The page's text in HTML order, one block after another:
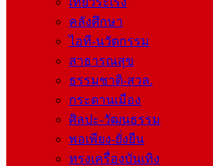
คลังศึกษา
ไอที-นวัตกรรม
สาธารณสุข
ธรรมชาติ-สวล.
กระดานเมือง
ศิลปะ-วัฒนธรรม
พอเพียง-ยั่งยืน
ทรงเครื่องบันเทิง